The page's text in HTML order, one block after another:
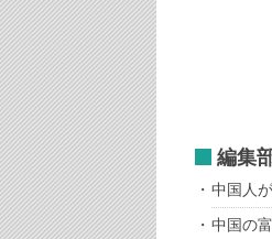
編集
中国人
中国の